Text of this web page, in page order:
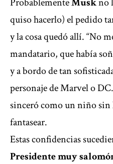
quiso hacerlo) el pedido
y la cosa quedó allí. “No
mandatario, que había
y a bordo de tan
personaje de Marvel o
sinceró como un niño sin
fantasear.
Estas confidencias
Presidente muy